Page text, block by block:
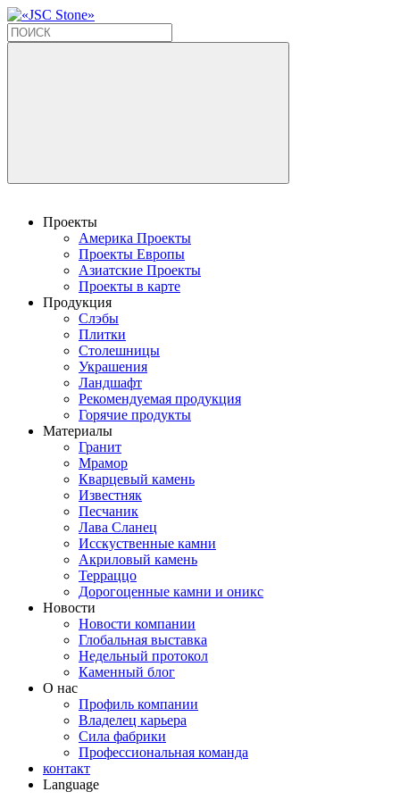
Проекты
Америка Проекты
Проекты Европы
Азиатские Проекты
Проекты в карте
Продукция
Слэбы
Плитки
Столешницы
Украшения
Ландшафт
Рекомендуемая продукция
Горячие продукты
Материалы
Гранит
Мрамор
Кварцевый камень
Известняк
Песчаник
Лава Сланец
Исскуственные камни
Акриловый камень
Терраццо
Дорогоценные камни и оникс
Новости
Новости компании
Глобальная выставка
Недельный протокол
Каменный блог
О нас
Профиль компании
Владелец карьера
Сила фабрики
Профессиональная команда
контакт
Language